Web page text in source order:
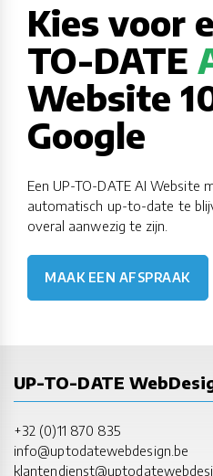
Kies voor
TO-DATE
Website
Google
Een UP-TO-DATE AI Website
automatisch up-to-date te
overal aanwezig te zijn.
MAAK EEN AFSPRAAK
UP-TO-DATE
+32 (0)11 870 835
info@uptodatewebdesign.be